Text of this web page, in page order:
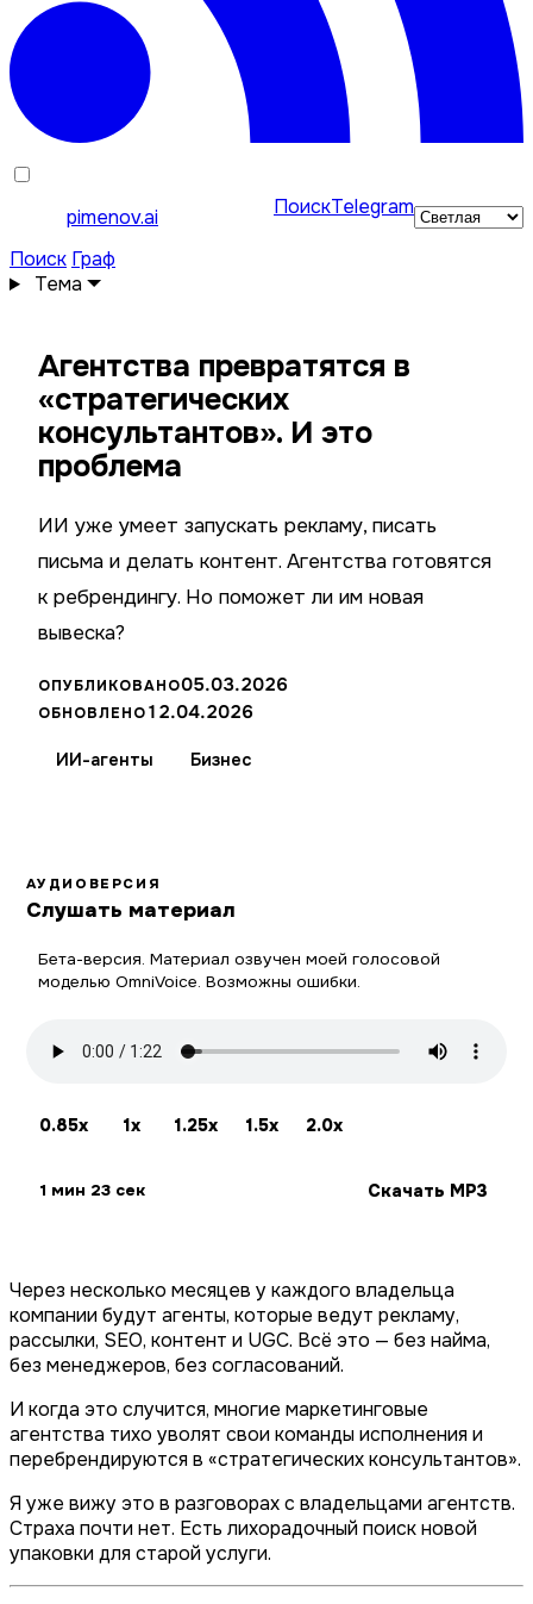
pimenov.ai ПоискTelegram
Поиск Граф
Тема
Агентства превратятся в
«стратегических
консультантов». И это
проблема
ИИ уже умеет запускать рекламу, писать
письма и делать контент. Агентства готовятся
к ребрендингу. Но поможет ли им новая
вывеска?
ОПУБЛИКОВАНО05.03.2026
ОБНОВЛЕНО12.04.2026
ИИ-агенты Бизнес
АУДИОВЕРСИЯ
Слушать материал
Бета-версия. Материал озвучен моей голосовой
моделью OmniVoice. Возможны ошибки.
0.85x 1x 1.25x 1.5x 2.0x
1 мин 23 сек Скачать MP3
Через несколько месяцев у каждого владельца
компании будут агенты, которые ведут рекламу,
рассылки, SEO, контент и UGC. Всё это — без найма,
без менеджеров, без согласований.
И когда это случится, многие маркетинговые
агентства тихо уволят свои команды исполнения и
перебрендируются в «стратегических консультантов».
Я уже вижу это в разговорах с владельцами агентств.
Страха почти нет. Есть лихорадочный поиск новой
упаковки для старой услуги.